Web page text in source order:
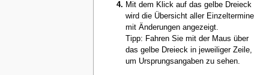
Mit dem Klick auf das gelbe Dreieck
wird die Übersicht aller Einzeltermine
mit Änderungen angezeigt.
Tipp: Fahren Sie mit der Maus über
das gelbe Dreieck in jeweiliger Zeile,
um Ursprungsangaben zu sehen.